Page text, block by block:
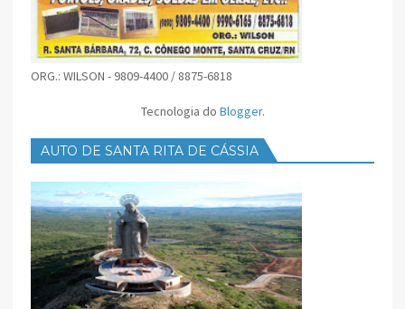
ORG.: WILSON - 9809-4400 / 8875-6818
Tecnologia do Blogger.
AUTO DE SANTA RITA DE CÁSSIA